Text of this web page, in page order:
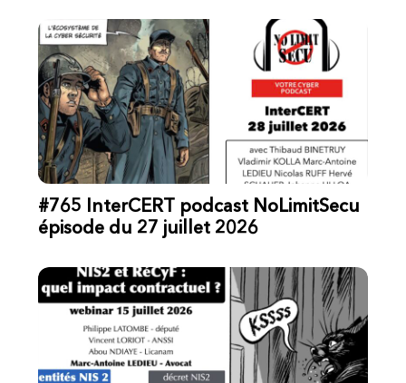
#765 InterCERT podcast NoLimitSecu
épisode du 27 juillet 2026